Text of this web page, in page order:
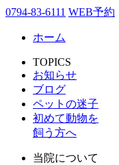
0794-83-6111 WEB予約
ホーム
TOPICS
お知らせ
ブログ
ペットの迷子
初めて動物を
飼う方へ
当院について